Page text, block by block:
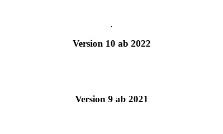
Version 10 ab 2022
Version 9 ab 2021